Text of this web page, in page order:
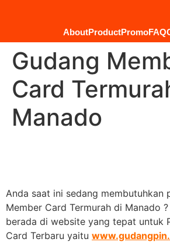
AboutProductPromoFAQ
Gudang
Card
Manado
Anda saat ini sedang membutuhkan
Member Card Termurah di Manado
berada di website yang tepat untuk
Card Terbaru yaitu